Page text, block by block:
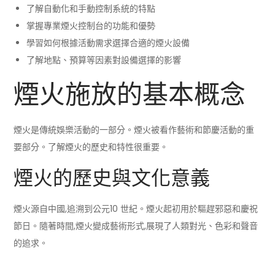
了解自動化和手動控制系統的特點
掌握專業煙火控制台的功能和優勢
學習如何根據活動需求選擇合適的煙火設備
了解地點、預算等因素對設備選擇的影響
煙火施放的基本概念
煙火是傳統娛樂活動的一部分。煙火被看作藝術和節慶活動的重
要部分。了解煙火的歷史和特性很重要。
煙火的歷史與文化意義
煙火源自中國,追溯到公元10 世紀。煙火起初用於驅趕邪惡和慶祝
節日。隨著時間,煙火變成藝術形式,展現了人類對光、色彩和聲音
的追求。